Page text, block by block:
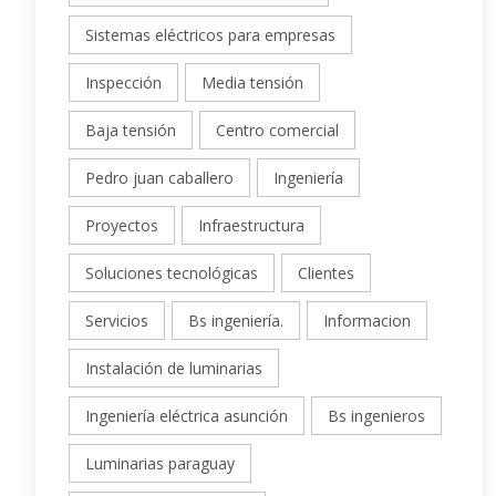
Sistemas eléctricos para empresas
Inspección Media tensión
Baja tensión Centro comercial
Pedro juan caballero Ingeniería
Proyectos Infraestructura
Soluciones tecnológicas Clientes
Servicios Bs ingeniería. Informacion
Instalación de luminarias
Ingeniería eléctrica asunción Bs ingenieros
Luminarias paraguay